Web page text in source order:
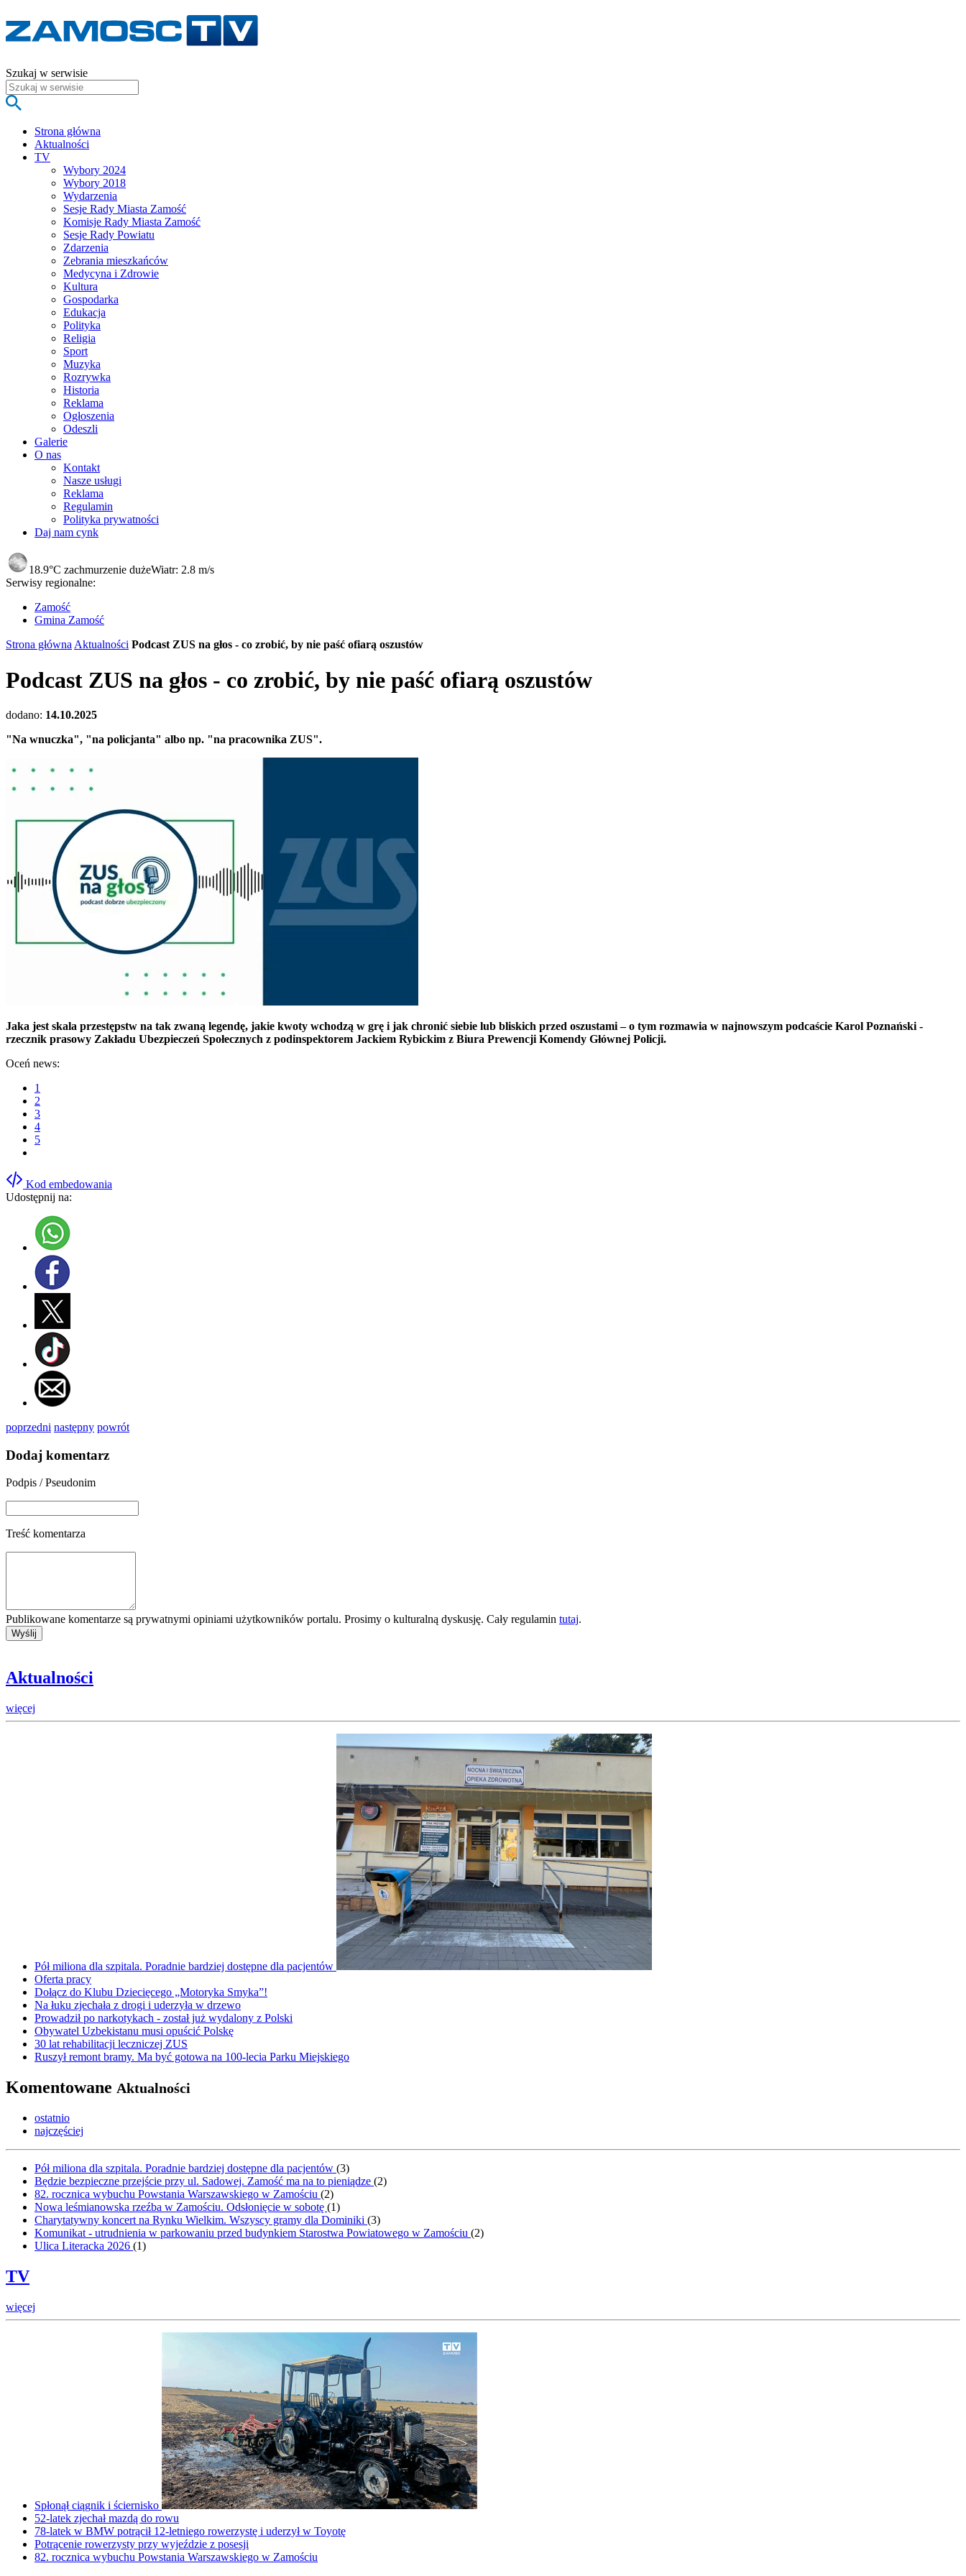
Szukaj w serwisie
Strona główna
Aktualności
TV
Wybory 2024
Wybory 2018
Wydarzenia
Sesje Rady Miasta Zamość
Komisje Rady Miasta Zamość
Sesje Rady Powiatu
Zdarzenia
Zebrania mieszkańców
Medycyna i Zdrowie
Kultura
Gospodarka
Edukacja
Polityka
Religia
Sport
Muzyka
Rozrywka
Historia
Reklama
Ogłoszenia
Odeszli
Galerie
O nas
Kontakt
Nasze usługi
Reklama
Regulamin
Polityka prywatności
Daj nam cynk
18.9°C zachmurzenie dużeWiatr: 2.8 m/s
Serwisy regionalne:
Zamość
Gmina Zamość
Strona główna Aktualności Podcast ZUS na głos - co zrobić, by nie paść ofiarą oszustów
Podcast ZUS na głos - co zrobić, by nie paść ofiarą oszustów
dodano: 14.10.2025
"Na wnuczka", "na policjanta" albo np. "na pracownika ZUS".
Jaka jest skala przestępstw na tak zwaną legendę, jakie kwoty wchodzą w grę i jak chronić siebie lub bliskich przed oszustami – o tym rozmawia w najnowszym podcaście Karol Poznański -
rzecznik prasowy Zakładu Ubezpieczeń Społecznych z podinspektorem Jackiem Rybickim z Biura Prewencji Komendy Głównej Policji.
Oceń news:
1
2
3
4
5
Kod embedowania
Udostępnij na:
poprzedni następny powrót
Dodaj komentarz
Podpis / Pseudonim
Treść komentarza
Publikowane komentarze są prywatnymi opiniami użytkowników portalu. Prosimy o kulturalną dyskusję. Cały regulamin tutaj.
Aktualności
więcej
Pół miliona dla szpitala. Poradnie bardziej dostępne dla pacjentów
Oferta pracy
Dołącz do Klubu Dziecięcego „Motoryka Smyka”!
Na łuku zjechała z drogi i uderzyła w drzewo
Prowadził po narkotykach - został już wydalony z Polski
Obywatel Uzbekistanu musi opuścić Polskę
30 lat rehabilitacji leczniczej ZUS
Ruszył remont bramy. Ma być gotowa na 100-lecia Parku Miejskiego
Komentowane Aktualności
ostatnio
najczęściej
Pół miliona dla szpitala. Poradnie bardziej dostępne dla pacjentów (3)
Będzie bezpieczne przejście przy ul. Sadowej. Zamość ma na to pieniądze (2)
82. rocznica wybuchu Powstania Warszawskiego w Zamościu (2)
Nowa leśmianowska rzeźba w Zamościu. Odsłonięcie w sobotę (1)
Charytatywny koncert na Rynku Wielkim. Wszyscy gramy dla Dominiki (3)
Komunikat - utrudnienia w parkowaniu przed budynkiem Starostwa Powiatowego w Zamościu (2)
Ulica Literacka 2026 (1)
TV
więcej
Spłonął ciągnik i ściernisko
52-latek zjechał mazdą do rowu
78-latek w BMW potrącił 12-letniego rowerzystę i uderzył w Toyotę
Potrącenie rowerzysty przy wyjeździe z posesji
82. rocznica wybuchu Powstania Warszawskiego w Zamościu